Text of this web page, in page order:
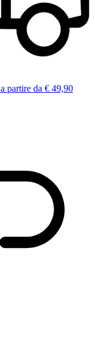
a partire da € 49,90